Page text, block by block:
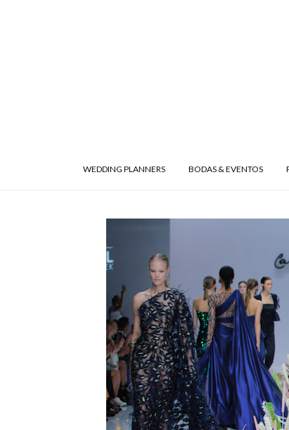
WEDDING PLANNERS BODAS & EVENTOS